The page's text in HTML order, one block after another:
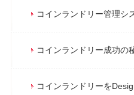
コインランドリー管理シ
コインランドリー成功の
コインランドリーを